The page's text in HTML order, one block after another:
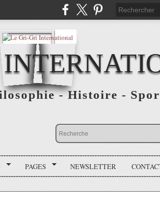
- Histoire -
PAGES NEWSLETTER